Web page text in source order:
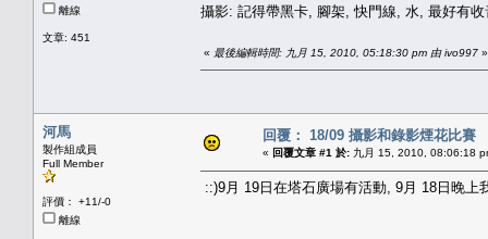
離線
文章: 451
攝影: 記得帶黑卡, 腳架, 快門線, 水, 最好有收
« 最後編輯時間: 九月 15, 2010, 05:18:30 pm 由 ivo997 »
河馬
製作組成員
Full Member
評價： +11/-0
離線
回覆： 18/09 攝影和錄影煙花比賽
« 回覆文章 #1 於: 九月 15, 2010, 08:06:18
::)9月 19日在塔石廣場有活動, 9月 18日晚